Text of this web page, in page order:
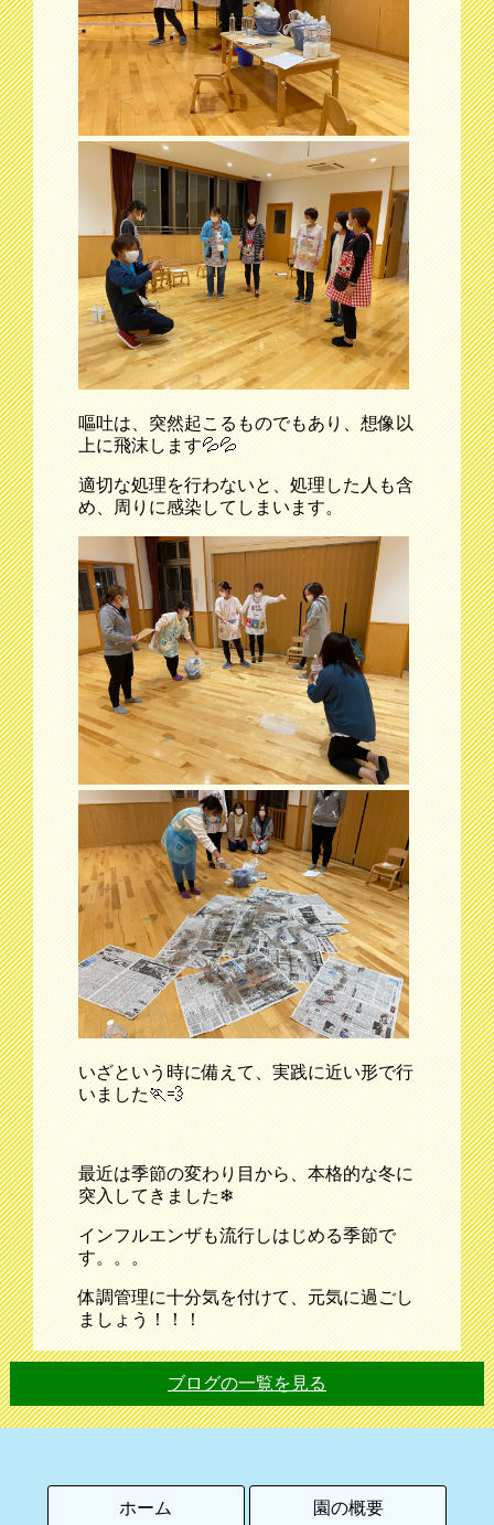
嘔吐は、突然起こるものでもあり、想像以
上に飛沫します💦💦
適切な処理を行わないと、処理した人も含
め、周りに感染してしまいます。
いざという時に備えて、実践に近い形で行
いました🏃💨
最近は季節の変わり目から、本格的な冬に
突入してきました❄
インフルエンザも流行しはじめる季節で
す。。。
体調管理に十分気を付けて、元気に過ごし
ましょう！！！
ブログの一覧を見る
ホーム 園の概要